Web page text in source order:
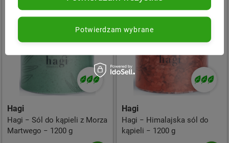
Hagi
Hagi − Sól do kąpieli z Morza
Martwego − 1200 g
Hagi
Hagi − Himalajska sól do
kąpieli − 1200 g
Potwierdzam wybrane